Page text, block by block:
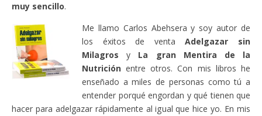
muy sencillo.
Me llamo Carlos Abehsera y soy autor de
los éxitos de ventaAdelgazar sin
Milagros y La gran Mentira de la
Nutrición entre otros. Con mis libros he
enseñado a miles de personas como tú a
entender porqué engordan y qué tienen que
hacer para adelgazar rápidamente al igual que hice yo. En mis